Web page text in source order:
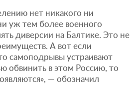
нет никакого ни
уж тем более военного
диверсии на Балтике. Это не
А вот если
самоподрывы устраивают
обвинить в этом Россию, то
— обозначил